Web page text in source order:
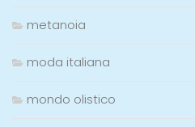
metanoia
moda italiana
mondo olistico